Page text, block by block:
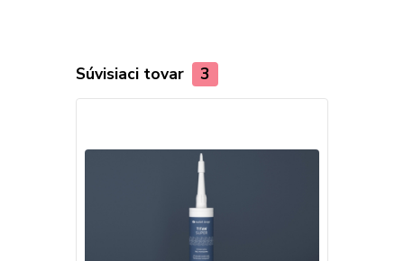
Súvisiaci tovar 3